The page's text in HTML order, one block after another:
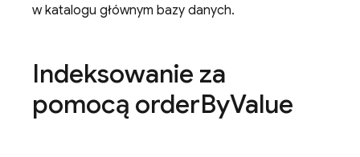
w katalogu głównym bazy danych.
Indeksowanie za
pomocą orderByValue